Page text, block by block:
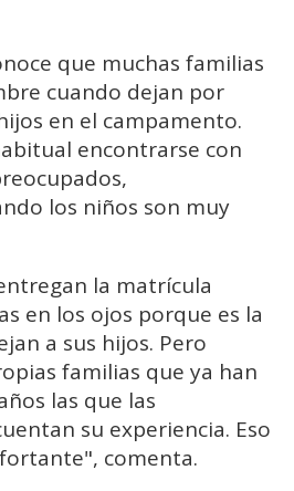
que muchas familias
cuando dejan por
en el campamento.
encontrarse con
los niños son muy
la matrícula
en los ojos porque es la
a sus hijos. Pero
familias que ya han
las que las
su experiencia. Eso
comenta.